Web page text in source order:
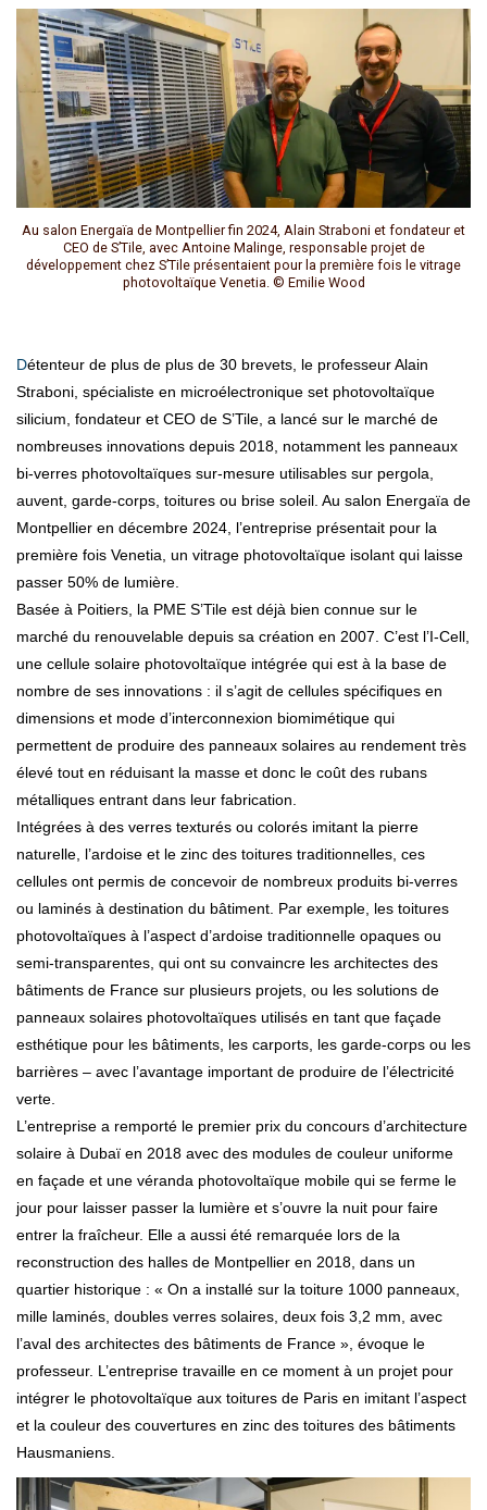
Au salon Energaïa de Montpellier fin 2024, Alain Straboni et fondateur et
CEO de S’Tile, avec Antoine Malinge, responsable projet de
développement chez S’Tile présentaient pour la première fois le vitrage
photovoltaïque Venetia. © Emilie Wood
Détenteur de plus de plus de 30 brevets, le professeur Alain
Straboni, spécialiste en microélectronique set photovoltaïque
silicium, fondateur et CEO de S’Tile, a lancé sur le marché de
nombreuses innovations depuis 2018, notamment les panneaux
bi-verres photovoltaïques sur-mesure utilisables sur pergola,
auvent, garde-corps, toitures ou brise soleil. Au salon Energaïa de
Montpellier en décembre 2024, l’entreprise présentait pour la
première fois Venetia, un vitrage photovoltaïque isolant qui laisse
passer 50% de lumière.
Basée à Poitiers, la PME S’Tile est déjà bien connue sur le
marché du renouvelable depuis sa création en 2007. C’est l’I-Cell,
une cellule solaire photovoltaïque intégrée qui est à la base de
nombre de ses innovations : il s’agit de cellules spécifiques en
dimensions et mode d’interconnexion biomimétique qui
permettent de produire des panneaux solaires au rendement très
élevé tout en réduisant la masse et donc le coût des rubans
métalliques entrant dans leur fabrication.
Intégrées à des verres texturés ou colorés imitant la pierre
naturelle, l’ardoise et le zinc des toitures traditionnelles, ces
cellules ont permis de concevoir de nombreux produits bi-verres
ou laminés à destination du bâtiment. Par exemple, les toitures
photovoltaïques à l’aspect d’ardoise traditionnelle opaques ou
semi-transparentes, qui ont su convaincre les architectes des
bâtiments de France sur plusieurs projets, ou les solutions de
panneaux solaires photovoltaïques utilisés en tant que façade
esthétique pour les bâtiments, les carports, les garde-corps ou les
barrières – avec l’avantage important de produire de l’électricité
verte.
L’entreprise a remporté le premier prix du concours d’architecture
solaire à Dubaï en 2018 avec des modules de couleur uniforme
en façade et une véranda photovoltaïque mobile qui se ferme le
jour pour laisser passer la lumière et s’ouvre la nuit pour faire
entrer la fraîcheur. Elle a aussi été remarquée lors de la
reconstruction des halles de Montpellier en 2018, dans un
quartier historique : « On a installé sur la toiture 1000 panneaux,
mille laminés, doubles verres solaires, deux fois 3,2 mm, avec
l’aval des architectes des bâtiments de France », évoque le
professeur. L’entreprise travaille en ce moment à un projet pour
intégrer le photovoltaïque aux toitures de Paris en imitant l’aspect
et la couleur des couvertures en zinc des toitures des bâtiments
Hausmaniens.